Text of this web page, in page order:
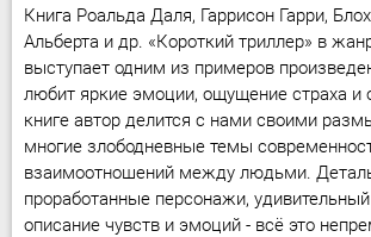
Книга Роальда Даля, Гаррисон Гарри,
Альберта и др. «Короткий триллер» в
выступает одним из примеров
любит яркие эмоции, ощущение страха и
книге автор делится с нами своими
многие злободневные темы
взаимоотношений между людьми.
проработанные персонажи,
описание чувств и эмоций - всё это